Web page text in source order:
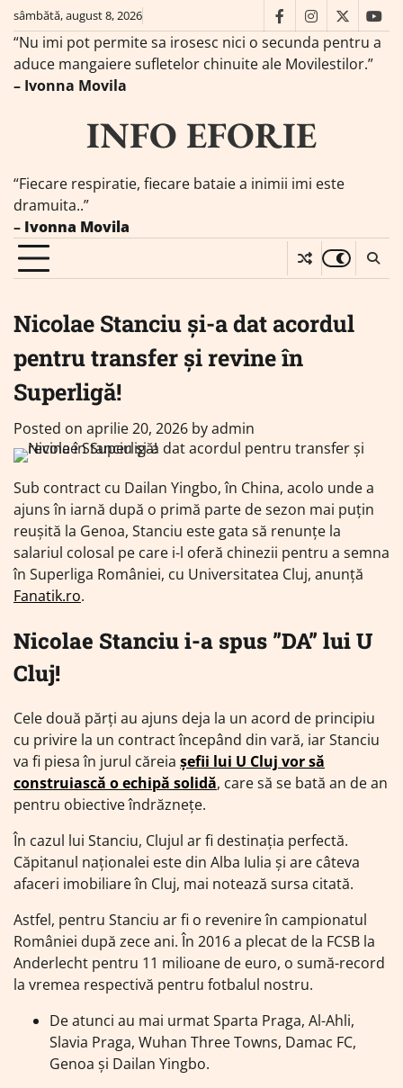
Skip
content
sâmbătă, august 8, 2026 facebookinstagram
twitter
“Nu imi pot permite sa irosesc nici o secunda pentru a
aduce mangaiere sufletelor chinuite ale Movilestilor.”
– Ivonna Movila
INFO EFORIE
“Fiecare respiratie, fiecare bataie a inimii imi este
dramuita..”
– Ivonna Movila
Nicolae Stanciu și-a dat acordul
pentru transfer și revine în
Superligă!
Posted on aprilie 20, 2026 byadmin
Sub contract cu Dailan Yingbo, în China, acolo unde a
ajuns în iarnă după o primă parte de sezon mai puțin
reușită la Genoa, Stanciu este gata să renunțe la
salariul colosal pe care i-l oferă chinezii pentru a semna
în Superliga României, cu Universitatea Cluj, anunță
Fanatik.ro.
Nicolae Stanciu i-a spus ”DA” lui U
Cluj!
Cele două părți au ajuns deja la un acord de principiu
cu privire la un contract începând din vară, iar Stanciu
va fi piesa în jurul căreia șefii lui U Cluj vor să
construiască o echipă solidă, care să se bată an de an
pentru obiective îndrăznețe.
În cazul lui Stanciu, Clujul ar fi destinația perfectă.
Căpitanul naționalei este din Alba Iulia și are câteva
afaceri imobiliare în Cluj, mai notează sursa citată.
Astfel, pentru Stanciu ar fi o revenire în campionatul
României după zece ani. În 2016 a plecat de la FCSB la
Anderlecht pentru 11 milioane de euro, o sumă-record
la vremea respectivă pentru fotbalul nostru.
De atunci au mai urmat Sparta Praga, Al-Ahli,
Slavia Praga, Wuhan Three Towns, Damac FC,
Genoa și Dailan Yingbo.